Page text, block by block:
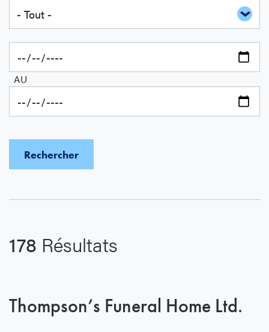
AU
178 Résultats
Thompson’s Funeral Home Ltd.